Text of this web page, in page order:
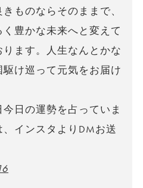
ものならそのままで、
豊かな未来へと変えて
ます。人生なんとかな
け巡って元気をお届け
日の運勢を占っていま
インスタよりDMお送